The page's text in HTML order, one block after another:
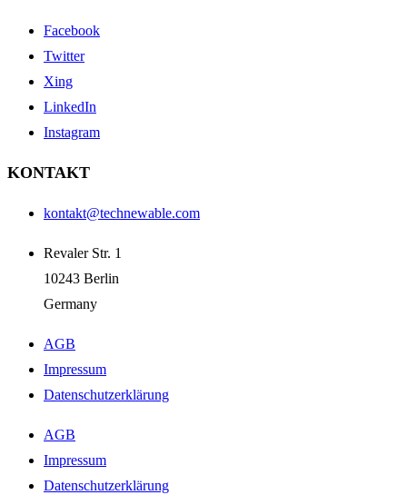
Facebook
Twitter
Xing
LinkedIn
Instagram
KONTAKT
kontakt@technewable.com
Revaler Str. 1
10243 Berlin
Germany
AGB
Impressum
Datenschutzerklärung
AGB
Impressum
Datenschutzerklärung